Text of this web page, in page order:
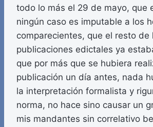
todo lo más el 29 de mayo, que
ningún caso es imputable a los
comparecientes, que el resto de
publicaciones edictales ya
que por más que se hubiera
publicación un día antes, nada
la interpretación formalista y
norma, no hace sino causar un
mis mandantes sin correlativo